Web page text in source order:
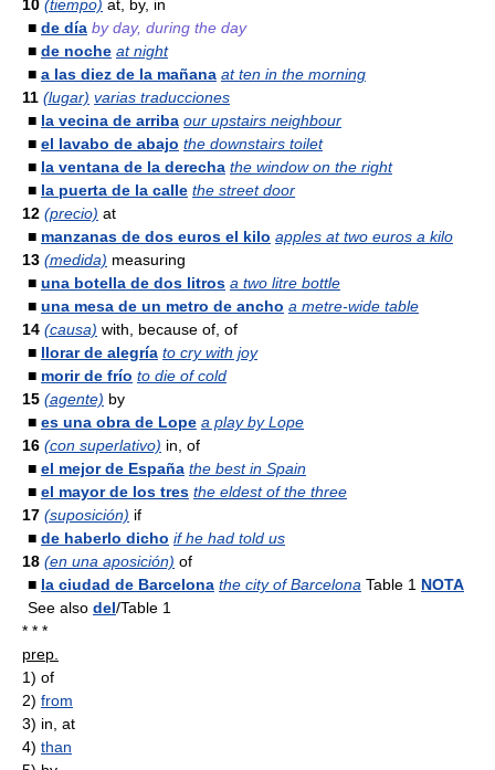
10 (tiempo) at, by, in
■ de día by day, during the day
■ de noche at night
■ a las diez de la mañana at ten in the morning
11 (lugar) varias traducciones
■ la vecina de arriba our upstairs neighbour
■ el lavabo de abajo the downstairs toilet
■ la ventana de la derecha the window on the right
■ la puerta de la calle the street door
12 (precio) at
■ manzanas de dos euros el kilo apples at two euros a kilo
13 (medida) measuring
■ una botella de dos litros a two litre bottle
■ una mesa de un metro de ancho a metre-wide table
14 (causa) with, because of, of
■ llorar de alegría to cry with joy
■ morir de frío to die of cold
15 (agente) by
■ es una obra de Lope a play by Lope
16 (con superlativo) in, of
■ el mejor de España the best in Spain
■ el mayor de los tres the eldest of the three
17 (suposición) if
■ de haberlo dicho if he had told us
18 (en una aposición) of
■ la ciudad de Barcelona the city of Barcelona Table 1 NOTA
See also del/Table 1
* * *
prep.
1) of
2) from
3) in, at
4) than